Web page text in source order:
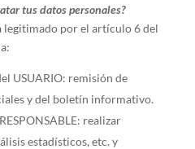
tus datos personales?
legitimado por el artículo 6 del
USUARIO: remisión de
y del boletín informativo.
realizar
estadísticos, etc. y